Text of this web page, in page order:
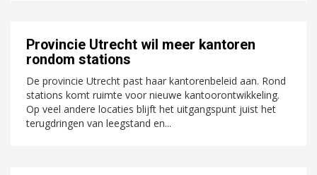
Provincie Utrecht wil meer kantoren
rondom stations
De provincie Utrecht past haar kantorenbeleid aan. Rond
stations komt ruimte voor nieuwe kantoorontwikkeling.
Op veel andere locaties blijft het uitgangspunt juist het
terugdringen van leegstand en...